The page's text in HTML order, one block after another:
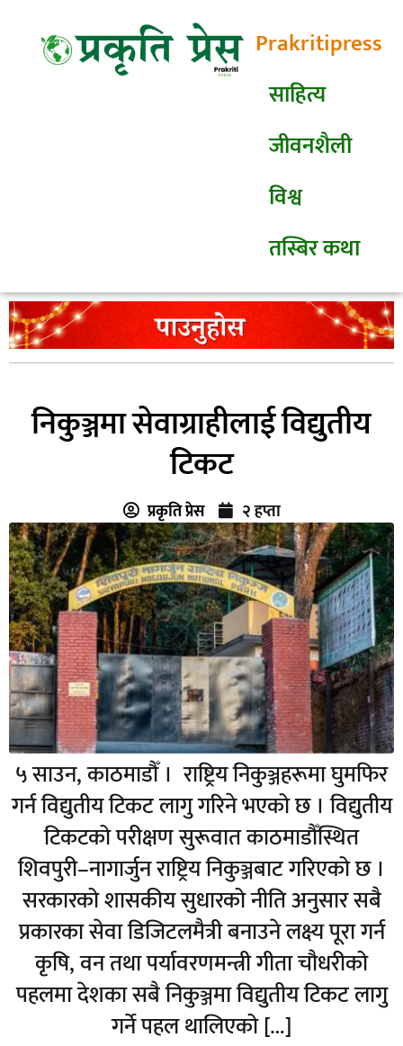
Prakritipress
साहित्य
जीवनशैली
विश्व
तस्बिर कथा
निकुञ्जमा सेवाग्राहीलाई विद्युतीय
टिकट
प्रकृति प्रेस २ हप्ता
५ साउन, काठमाडौँ । राष्ट्रिय निकुञ्जहरूमा घुमफिर
गर्न विद्युतीय टिकट लागु गरिने भएको छ । विद्युतीय
टिकटको परीक्षण सुरूवात काठमाडौँस्थित
शिवपुरी–नागार्जुन राष्ट्रिय निकुञ्जबाट गरिएको छ ।
सरकारको शासकीय सुधारको नीति अनुसार सबै
प्रकारका सेवा डिजिटलमैत्री बनाउने लक्ष्य पूरा गर्न
कृषि, वन तथा पर्यावरणमन्त्री गीता चौधरीको
पहलमा देशका सबै निकुञ्जमा विद्युतीय टिकट लागु
गर्ने पहल थालिएको […]